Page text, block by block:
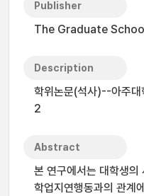
Publisher
The Graduate
Description
학위논문(석사)--아주
2
Abstract
본 연구에서는 대학생의
학업지연행동과의 관계